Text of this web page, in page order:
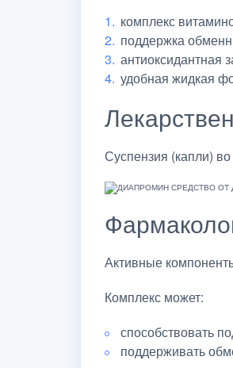
комплекс
поддержка
антиоксидантная
удобная жидкая
Суспензия (капли)
Активные
Комплекс может:
способствовать
поддерживать